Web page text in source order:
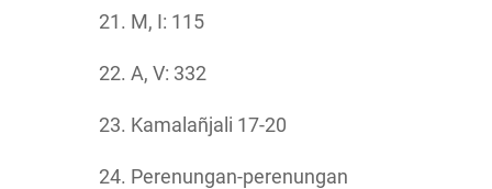
M, I: 115
A, V: 332
Kamalañjali 17-20
Perenungan-perenungan